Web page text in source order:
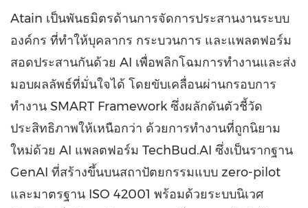
Atain เป็นพันธมิตรด้านการจัดการประสานงานระบบ
องค์กร ที่ทำให้บุคลากร กระบวนการ และแพลตฟอร์ม
สอดประสานกันด้วย AI เพื่อพลิกโฉมการทำงานและส่ง
มอบผลลัพธ์ที่มั่นใจได้ โดยขับเคลื่อนผ่านกรอบการ
ทำงาน SMART Framework ซึ่งผลักดันตัวชี้วัด
ประสิทธิภาพให้เหนือกว่า ด้วยการทำงานที่ถูกนิยาม
ใหม่ด้วย AI แพลตฟอร์ม TechBud.AI ซึ่งเป็นรากฐาน
GenAI ที่สร้างขึ้นบนสถาปัตยกรรมแบบ zero-pilot
และมาตรฐาน ISO 42001 พร้อมด้วยระบบนิเวศ